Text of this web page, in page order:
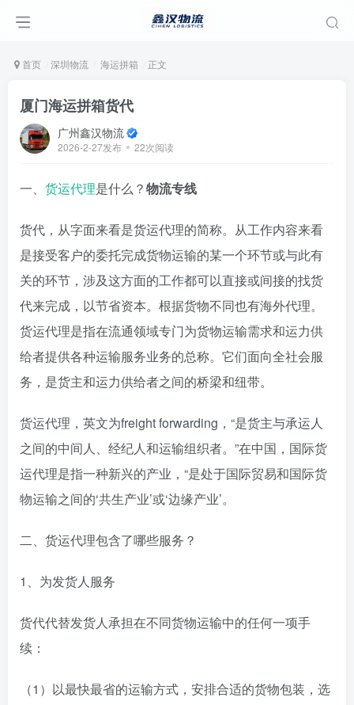
首页 深圳物流 海运拼箱 正文
厦门海运拼箱货代
广州鑫汉物流
2026-2-27发布 22次阅读
一、 货运代理是什么？物流专线
货代，从字面来看是货运代理的简称。从工作内容来看
是接受客户的委托完成货物运输的某一个环节或与此有
关的环节，涉及这方面的工作都可以直接或间接的找货
代来完成，以节省资本。根据货物不同也有海外代理。
货运代理是指在流通领域专门为货物运输需求和运力供
给者提供各种运输服务业务的总称。它们面向全社会服
务，是货主和运力供给者之间的桥梁和纽带。
货运代理，英文为freight forwarding，“是货主与承运人
之间的中间人、经纪人和运输组织者。”在中国，国际货
运代理是指一种新兴的产业，“是处于国际贸易和国际货
物运输之间的‘共生产业’或‘边缘产业’。
二、货运代理包含了哪些服务？
1、为发货人服务
货代代替发货人承担在不同货物运输中的任何一项手
续：
（1）以最快最省的运输方式，安排合适的货物包装，选